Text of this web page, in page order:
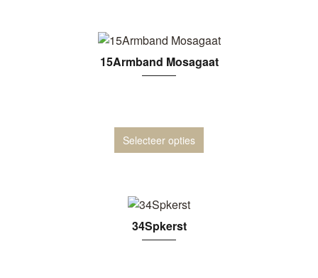
15Armband Mosagaat
Selecteer opties
34Spkerst